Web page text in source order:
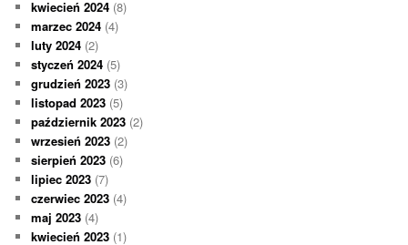
kwiecień 2024 (8)
marzec 2024 (4)
luty 2024 (2)
styczeń 2024 (5)
grudzień 2023 (3)
listopad 2023 (5)
październik 2023 (2)
wrzesień 2023 (2)
sierpień 2023 (6)
lipiec 2023 (7)
czerwiec 2023 (4)
maj 2023 (4)
kwiecień 2023 (1)